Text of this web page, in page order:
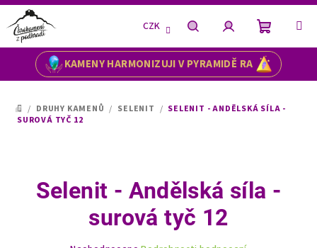
KAMENY HARMONIZUJI V PYRAMIDĚ RA
CZK
HledatPřihlášeníNákupní
DOMŮ
/ DRUHY KAMENŮ / SELENIT / SELENIT - ANDĚLSKÁ SÍLA -
SUROVÁ TYČ 12
Selenit - Andělská síla -
surová tyč 12